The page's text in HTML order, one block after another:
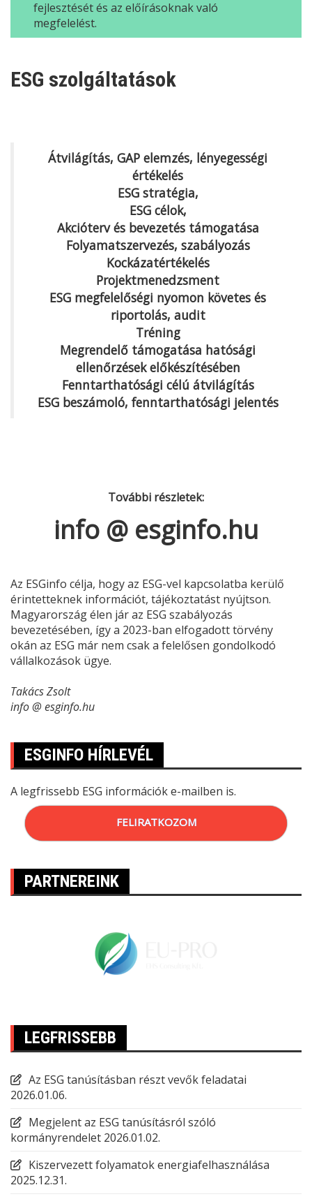
fejlesztését és az előírásoknak való
megfelelést.
ESG szolgáltatások
Átvilágítás, GAP elemzés, lényegességi
értékelés
ESGstratégia,
ESGcélok,
Akcióterv és bevezetés támogatása
Folyamatszervezés, szabályozás
Kockázatértékelés
Projektmenedzsment
ESG megfelelőségi nyomon követes és
riportolás, audit
Tréning
Megrendelő támogatása hatósági
ellenőrzések előkészítésében
Fenntarthatósági célú átvilágítás
ESG beszámoló, fenntarthatósági jelentés
További részletek:
info @ esginfo.hu
Az ESGinfo célja, hogy az ESG-vel kapcsolatba kerülő
érintetteknek információt, tájékoztatást nyújtson.
Magyarország élen jár az ESG szabályozás
bevezetésében, így a 2023-ban elfogadott törvény
okán az ESG már nem csak a felelősen gondolkodó
vállalkozások ügye.
Takács Zsolt
info @ esginfo.hu
ESGINFO HÍRLEVÉL
A legfrissebb ESG információk e-mailben is.
FELIRATKOZOM
PARTNEREINK
LEGFRISSEBB
Az ESG tanúsításban részt vevők feladatai
2026.01.06.
Megjelent az ESG tanúsításról szóló
kormányrendelet 2026.01.02.
Kiszervezett folyamatok energiafelhasználása
2025.12.31.